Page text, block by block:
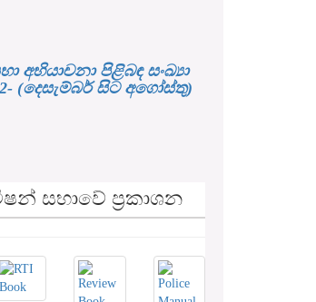
අභියාචනා පිළිබඳ සංඛ්‍යා
(දෙසැම්බර් සිට අගෝස්තු)
සභාවේ ප්‍රකාශන